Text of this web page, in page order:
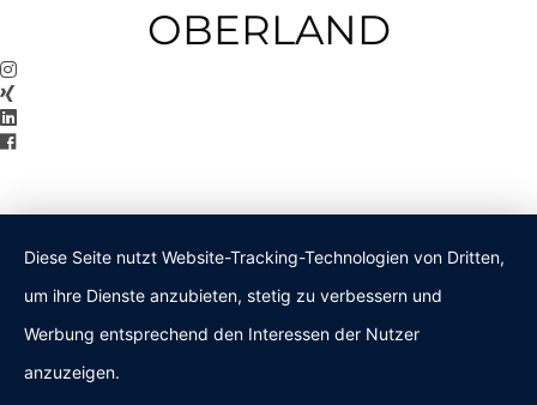
OBERLAND
Diese Seite nutzt Website-Tracking-Technologien von Dritten,
um ihre Dienste anzubieten, stetig zu verbessern und
Werbung entsprechend den Interessen der Nutzer
anzuzeigen.